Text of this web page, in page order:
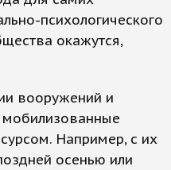
психологического
окажутся,
вооружений и
Например, с их
осенью или